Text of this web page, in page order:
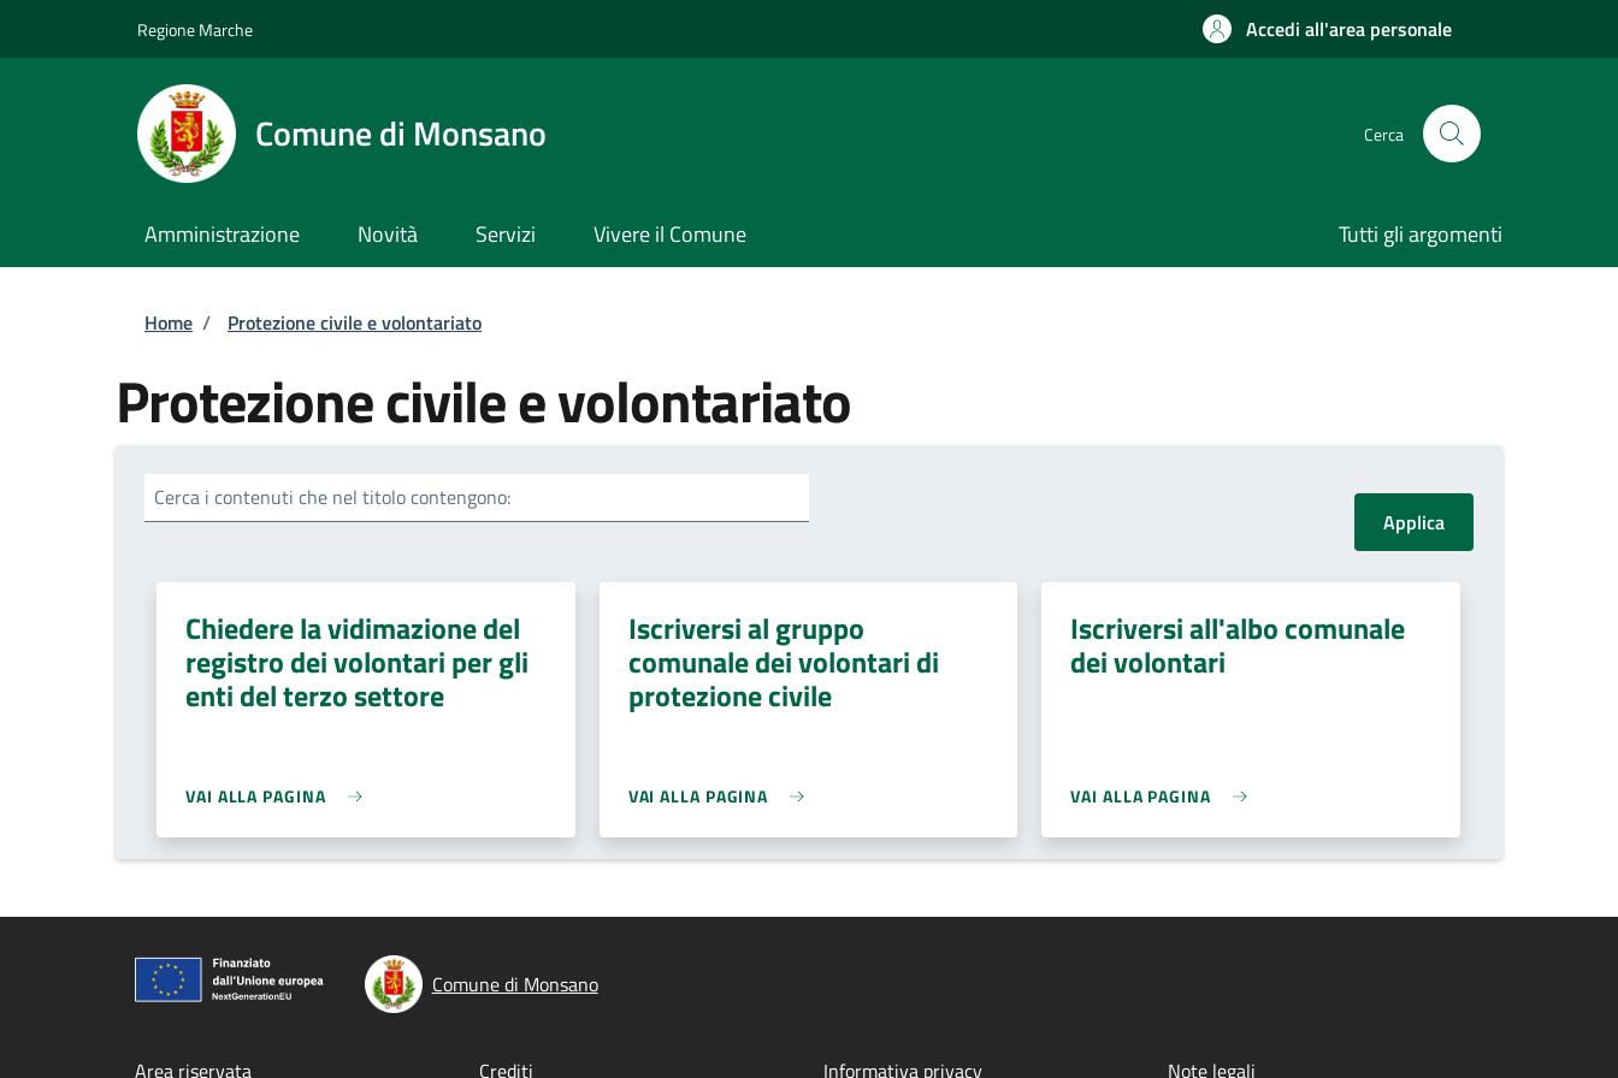
Regione Marche Accedi all'area personale
Comune di Monsano Cerca
Amministrazione Novità Servizi Vivere il Comune Tutti gli argomenti
Briciole di pane
Home / Protezione civile e volontariato
Protezione civile e volontariato
Cerca i contenuti che nel titolo contengono:
Chiedere la vidimazione del
registro dei volontari per gli
enti del terzo settore
VAI ALLA PAGINA
Iscriversi al gruppo
comunale dei volontari di
protezione civile
VAI ALLA PAGINA
Iscriversi all'albo comunale
dei volontari
VAI ALLA PAGINA
Comune di Monsano
Area riservata Crediti Informativa privacy Note legali